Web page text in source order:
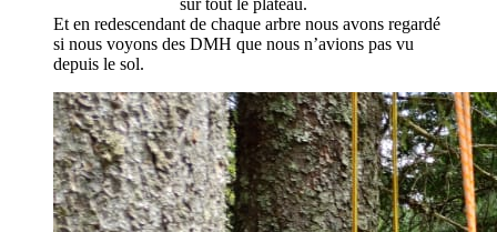
Et en redescendant de chaque arbre nous avons regardé
si nous voyons des DMH que nous n’avions pas vu
depuis le sol.